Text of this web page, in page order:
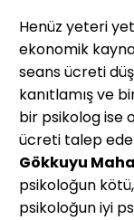
Henüz yeteri
ekonomik
seans ücreti
kanıtlamış ve
bir psikolog ise
ücreti talep
Gökkuyu
psikoloğun
psikoloğun iyi